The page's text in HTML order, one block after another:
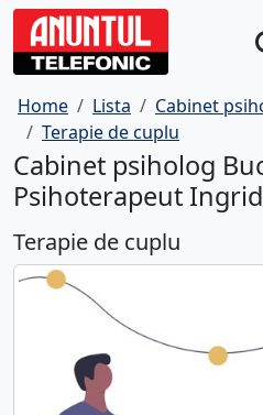
Home Lista
Cabinet
Terapie de cuplu
Cabinet psiholog
Psihoterapeut
Terapie de cuplu